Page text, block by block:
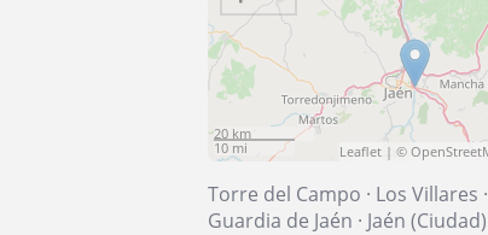
20 km
10 mi
Leaflet | ©
Torre del Campo · Los Villares ·
Guardia de Jaén · Jaén (Ciudad)